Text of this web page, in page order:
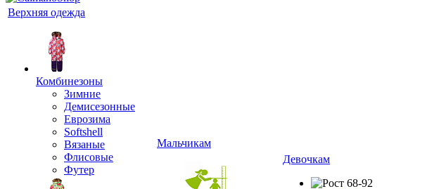
Верхняя одежда
Комбинезоны
Зимние
Демисезонные
Еврозима
Softshell
Вязаные
Флисовые
Футер
Мальчикам
Девочкам